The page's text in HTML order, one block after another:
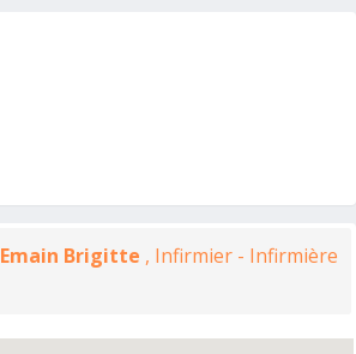
Emain Brigitte , Infirmier - Infirmière